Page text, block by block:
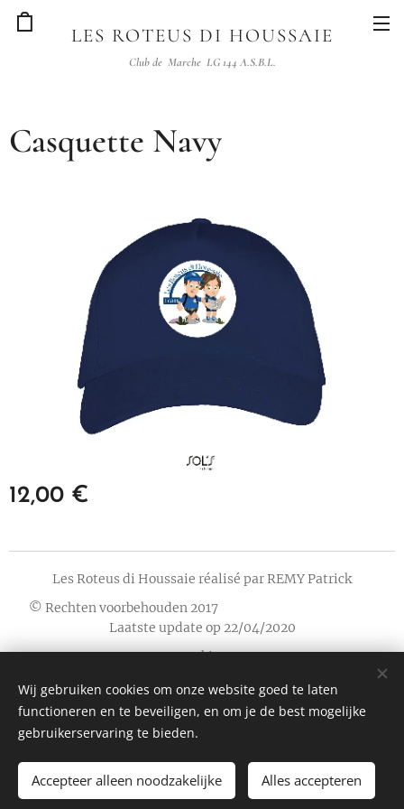
LES ROTEUS DI HOUSSAIE
Club de Marche LG 144 A.S.B.L.
Casquette Navy
12,00 €
TOEVOEGEN AAN DE WINKELWAGEN
Les Roteus di Houssaie réalisé par REMY Patrick
© Rechten voorbehouden 2017
Laatste update op 22/04/2020
Cookies
Talen
Français
Nederlands English Deutsch
Wij gebruiken cookies om onze website goed te laten
functioneren en te beveiligen, en om je de best mogelijke
gebruikerservaring te bieden.
Accepteer alleen noodzakelijke Alles accepteren